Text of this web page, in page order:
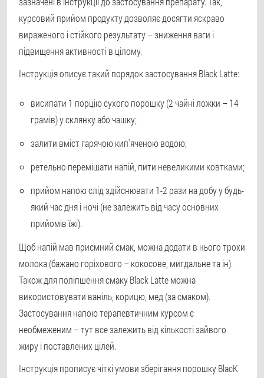
курсовий прийом продукту дозволяє досягти яскраво
вираженого і стійкого результату – зниження ваги і
підвищення активності в цілому.
Інструкція описує такий порядок застосування Black Latte:
висипати 1 порцію сухого порошку (2 чайні ложки – 14
грамів) у склянку або чашку;
залити вміст гарячою кип'яченою водою;
ретельно перемішати напій, пити невеликими ковтками;
прийом напою слід здійснювати 1-2 рази на добу у будь-
який час дня і ночі (не залежить від часу основних
прийомів їжі).
Щоб напій мав приємний смак, можна додати в нього трохи
молока (бажано горіхового – кокосове, мигдальне та ін).
Також для поліпшення смаку Black Latte можна
використовувати ваніль, корицю, мед (за смаком).
Застосування напою терапевтичним курсом є
необмеженим – тут все залежить від кількості зайвого
жиру і поставлених цілей.
Інструкція прописує чіткі умови зберігання порошку BlacK